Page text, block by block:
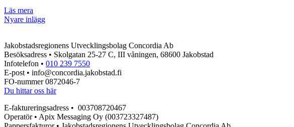
Läs mera
ni
attraktiva
arbetsplatsen
i
Jakobstadsregionen
2022?
Inläggsnavigering
Nyare inlägg
Jakobstadsregionens Utvecklingsbolag Concordia Ab
Besöksadress • Skolgatan 25-27 C, III våningen, 68600 Jakobstad
Infotelefon • 010 239 7550
E-post • info@concordia.jakobstad.fi
FO-nummer 0872046-7
Du hittar oss här
E-faktureringsadress • 003708720467
Operatör • Apix Messaging Oy (003723327487)